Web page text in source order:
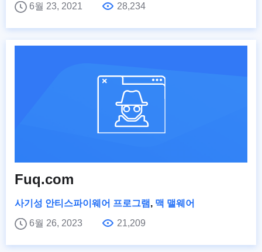
6월 23, 2021
28,234
Fuq.com
사기성 안티스파이웨어 프로그램 , 맥 맬웨어
6월 26, 2023
21,209